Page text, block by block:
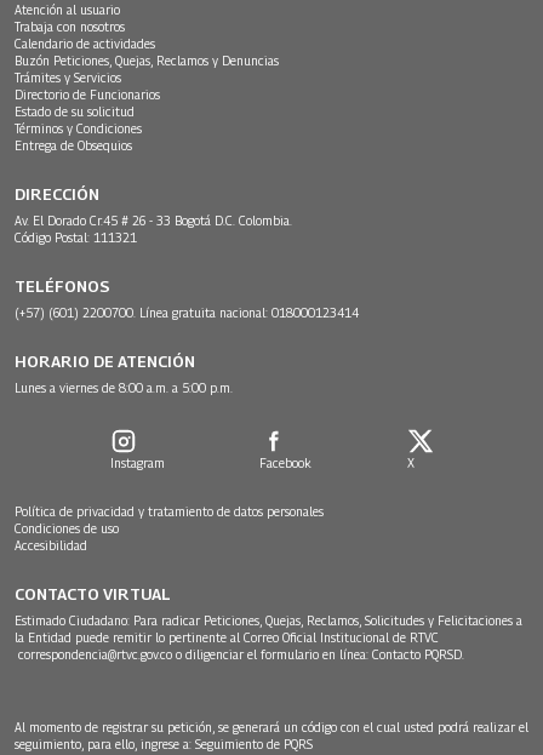
Atención al usuario
Trabaja con nosotros
Calendario de actividades
Buzón Peticiones, Quejas, Reclamos y Denuncias
Trámites y Servicios
Directorio de Funcionarios
Estado de su solicitud
Términos y Condiciones
Entrega de Obsequios
DIRECCIÓN
Av. El Dorado Cr.45 # 26 - 33 Bogotá D.C. Colombia.
Código Postal: 111321
TELÉFONOS
(+57) (601) 2200700. Línea gratuita nacional: 018000123414
HORARIO DE ATENCIÓN
Lunes a viernes de 8:00 a.m. a 5:00 p.m.
Instagram Facebook X
Política de privacidad y tratamiento de datos personales
Condiciones de uso
Accesibilidad
CONTACTO VIRTUAL
Estimado Ciudadano: Para radicar Peticiones, Quejas, Reclamos, Solicitudes y Felicitaciones a
la Entidad puede remitir lo pertinente al Correo Oficial Institucional de RTVC
correspondencia@rtvc.gov.co o diligenciar el formulario en línea: Contacto PQRSD.
Al momento de registrar su petición, se generará un código con el cual usted podrá realizar el
seguimiento, para ello, ingrese a: Seguimiento de PQRS